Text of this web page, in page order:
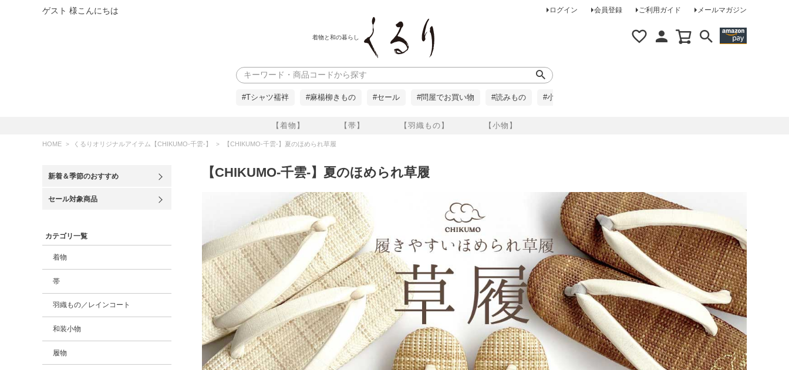
ゲスト 様こんにちは ログイン 会員登録 ご利用ガイド メールマガジン
着物と和の暮らし
【着物】 【帯】 【羽織もの】 【小物】
検索
#Tシャツ襦袢 #麻楊柳きもの #セール #問屋でお買い物 #読みもの #小柄な方に
HOME くるりオリジナルアイテム【CHIKUMO-千雲-】 【CHIKUMO-千雲-】夏のほめられ草履
新着＆季節のおすすめ
セール対象商品
カテゴリ一覧
着物
帯
羽織もの／レインコート
和装小物
履物
【CHIKUMO-千雲-】夏のほめられ草履